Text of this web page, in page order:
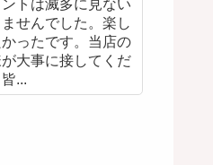
トは滅多に見ない
せんでした。楽し
ったです。当店の
大事に接してくだ
...